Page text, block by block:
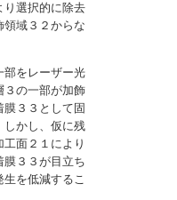
り選択的に除去
領域３２からな
部をレーザー光
３の一部が加飾
３３として固
しかし、仮に残
面２１により
膜３３が目立ち
を低減するこ